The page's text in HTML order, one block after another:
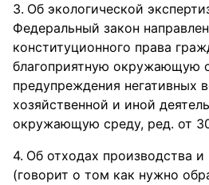
Об экологической
Федеральный закон
конституционного права
благоприятную окружающую
предупреждения негативных
хозяйственной и иной
окружающую среду, ред. от
Об отходах производства и
(говорит о том как нужно